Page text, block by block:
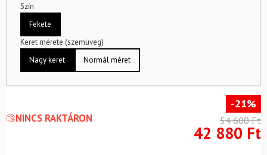
Szín
Fekete
Keret mérete (szemüveg)
Nagy keret
Normál méret
NINCS RAKTÁRON
-21%
54 600Ft
42 880 Ft